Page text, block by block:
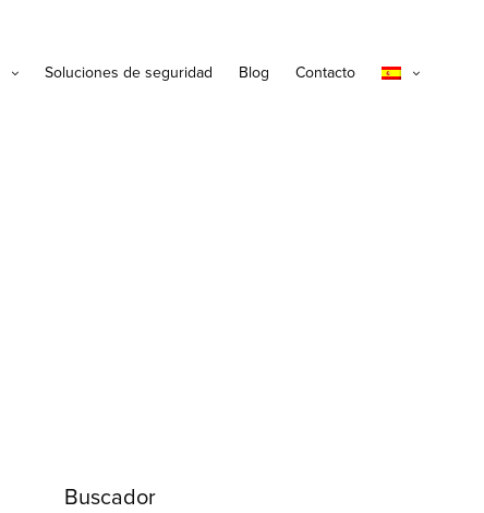
Soluciones de seguridad Blog Contacto
Buscador